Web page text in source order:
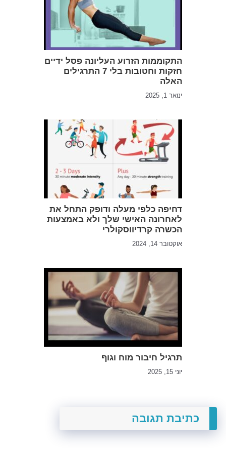
התקוממות הזרוע העליונה פסל ידיים
חזקות וחטובות בלי 7 התרגילים
האלה
ינואר 1, 2025
דחיפה כלפי מעלה ודופק התחל את
לאחרונה האישי שלך ולא באמצעות
הכשרה קרדיווסקולרי
אוקטובר 14, 2024
תרגיל חיבור מוח וגוף
יוני 15, 2025
כתיבת תגובה